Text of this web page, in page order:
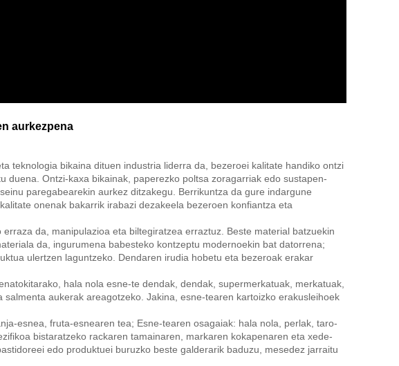
aurkezpena
teknologia bikaina dituen industria liderra da, bezeroei kalitate handiko ontzi
duena. Ontzi-kaxa bikainak, paperezko poltsa zoragarriak edo sustapen-
paregabearekin aurkez ditzakegu. Berrikuntza da gure indargune
onenak bakarrik irabazi dezakeela bezeroen konfiantza eta
da, manipulazioa eta biltegiratzea erraztuz. Beste material batzuekin
da, ingurumena babesteko kontzeptu modernoekin bat datorrena;
ulertzen laguntzeko. Dendaren irudia hobetu eta bezeroak erakar
hala nola esne-te dendak, dendak, supermerkatuak, merkatuak,
aukerak areagotzeko. Jakina, esne-tearen kartoizko erakusleihoek
esnea, fruta-esnearen tea; Esne-tearen osagaiak: hala nola, perlak, taro-
bistaratzeko rackaren tamainaren, markaren kokapenaren eta xede-
edo produktuei buruzko beste galderarik baduzu, mesedez jarraitu